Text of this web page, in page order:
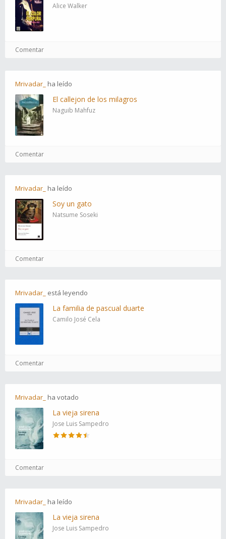
Alice Walker
Comentar
Mrivadar_ ha leído
El callejon de los milagros
Naguib Mahfuz
Comentar
Mrivadar_ ha leído
Soy un gato
Natsume Soseki
Comentar
Mrivadar_ está leyendo
La familia de pascual duarte
Camilo José Cela
Comentar
Mrivadar_ ha votado
La vieja sirena
Jose Luis Sampedro
Comentar
Mrivadar_ ha leído
La vieja sirena
Jose Luis Sampedro